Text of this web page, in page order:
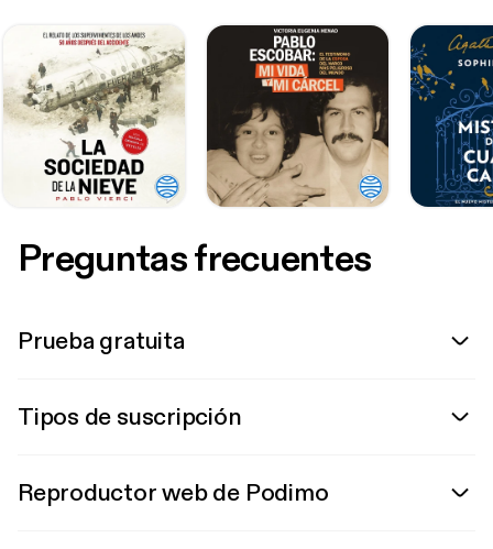
Preguntas frecuentes
Prueba gratuita
Tipos de suscripción
Reproductor web de Podimo